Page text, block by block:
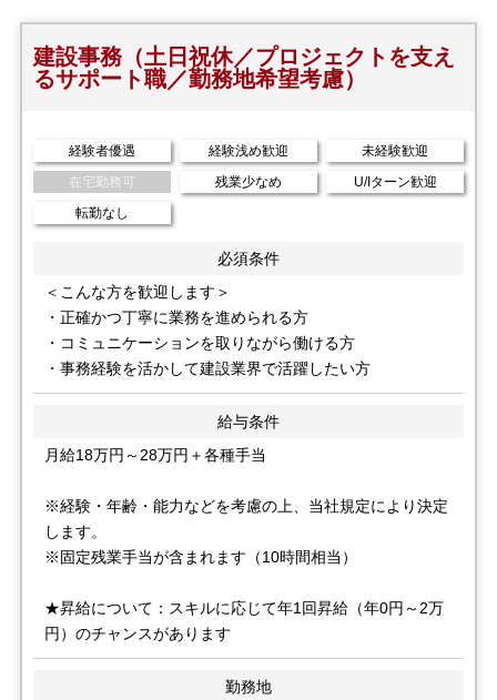
建設事務（土日祝休／プロジェクトを支え
るサポート職／勤務地希望考慮）
経験者優遇 経験浅め歓迎
未経験歓迎
在宅勤務可
残業少なめ
U/Iターン歓迎
転勤なし
必須条件
＜こんな方を歓迎します＞
・正確かつ丁寧に業務を進められる方
・コミュニケーションを取りながら働ける方
・事務経験を活かして建設業界で活躍したい方
給与条件
月給18万円～28万円＋各種手当
※経験・年齢・能力などを考慮の上、当社規定により決定
します。
※固定残業手当が含まれます（10時間相当）
★昇給について：スキルに応じて年1回昇給（年0円～2万
円）のチャンスがあります
勤務地